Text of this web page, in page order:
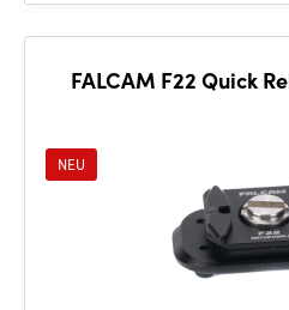
FALCAM F22 Quick
NEU